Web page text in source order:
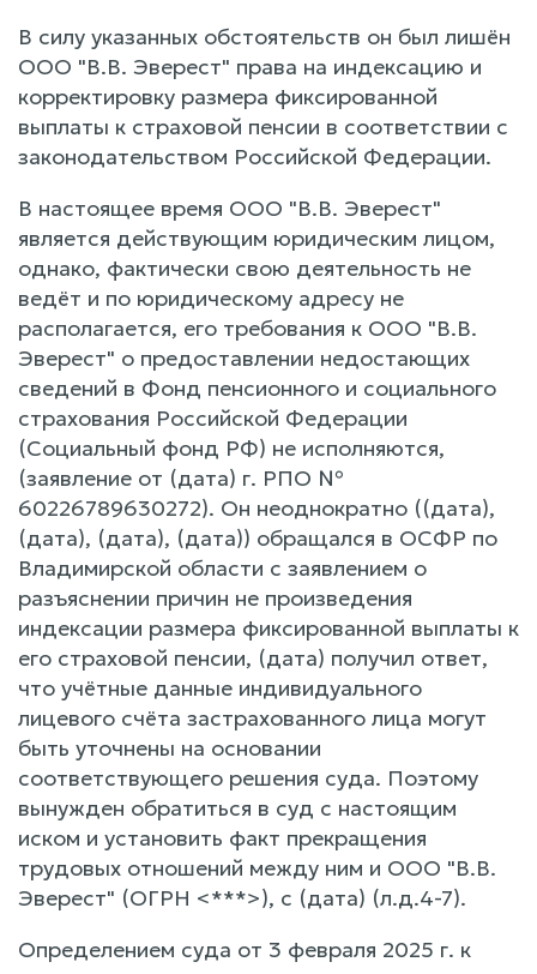
В силу указанных обстоятельств он был лишён
ООО "В.В. Эверест" права на индексацию и
корректировку размера фиксированной
выплаты к страховой пенсии в соответствии с
законодательством Российской Федерации.
В настоящее время ООО "В.В. Эверест"
является действующим юридическим лицом,
однако, фактически свою деятельность не
ведёт и по юридическому адресу не
располагается, его требования к ООО "В.В.
Эверест" о предоставлении недостающих
сведений в Фонд пенсионного и социального
страхования Российской Федерации
(Социальный фонд РФ) не исполняются,
(заявление от (дата) г. РПО №
60226789630272). Он неоднократно ((дата),
(дата), (дата), (дата)) обращался в ОСФР по
Владимирской области с заявлением о
разъяснении причин не произведения
индексации размера фиксированной выплаты к
его страховой пенсии, (дата) получил ответ,
что учётные данные индивидуального
лицевого счёта застрахованного лица могут
быть уточнены на основании
соответствующего решения суда. Поэтому
вынужден обратиться в суд с настоящим
иском и установить факт прекращения
трудовых отношений между ним и ООО "В.В.
Эверест" (ОГРН <***>), с (дата) (л.д.4-7).
Определением суда от 3 февраля 2025 г. к